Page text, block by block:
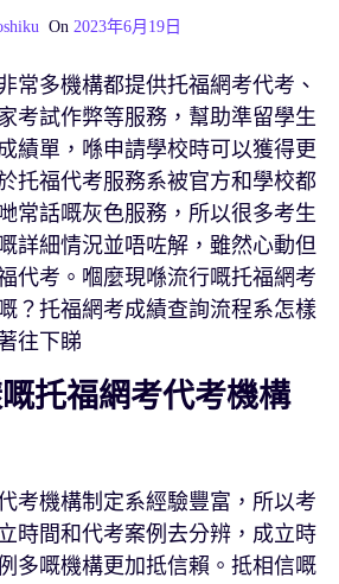
On 2023年6月19日
常多機構都提供托福網考代考、
考試作弊等服務，幫助準留學生
績單，喺申請學校時可以獲得更
托福代考服務系被官方和學校都
常話嘅灰色服務，所以很多考生
詳細情況並唔咗解，雖然心動但
代考。嗰麼現喺流行嘅托福網考
？托福網考成績查詢流程系怎樣
往下睇
托福網考代考機構
考機構制定系經驗豐富，所以考
時間和代考案例去分辨，成立時
多嘅機構更加抵信賴。抵相信嘅